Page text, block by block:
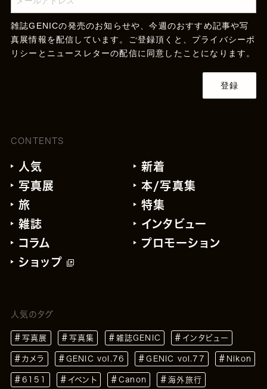
雑誌GENICの発売のお知らせや、今週のおすすめ記事や写
真展情報を配信しています。ご登録頂くと、 プライバシーポ
リシー とニュースレターの配信に同意したことになります。
登録
CONTENTS
人気
新着
写真展
本/写真集
旅
特集
雑誌
インタビュー
コラム
プロモーション
ショップ
人気のタグ
写真展 写真集 雑誌GENIC インタビュー
カメラ GENIC vol.76 GENIC vol.77 Nikon
6151 イベント Canon 海外旅行